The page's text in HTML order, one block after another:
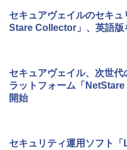
セキュアヴェイルのセキ
Stare Collector」、英語版
セキュアヴェイル、次世
ラットフォーム「
開始
セキュリティ運用ソフト